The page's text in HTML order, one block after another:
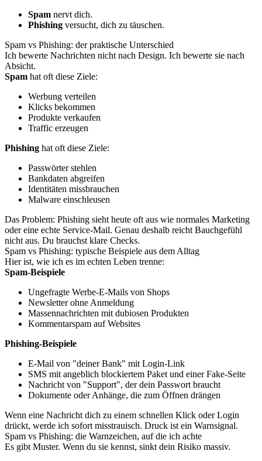
Spam nervt dich.
Phishing versucht, dich zu täuschen.
Spam vs Phishing: der praktische Unterschied
Ich bewerte Nachrichten nicht nach Design. Ich bewerte sie nach
Absicht.
Spam hat oft diese Ziele:
Werbung verteilen
Klicks bekommen
Produkte verkaufen
Traffic erzeugen
Phishing hat oft diese Ziele:
Passwörter stehlen
Bankdaten abgreifen
Identitäten missbrauchen
Malware einschleusen
Das Problem: Phishing sieht heute oft aus wie normales Marketing
oder eine echte Service-Mail. Genau deshalb reicht Bauchgefühl
nicht aus. Du brauchst klare Checks.
Spam vs Phishing: typische Beispiele aus dem Alltag
Hier ist, wie ich es im echten Leben trenne:
Spam-Beispiele
Ungefragte Werbe-E-Mails von Shops
Newsletter ohne Anmeldung
Massennachrichten mit dubiosen Produkten
Kommentarspam auf Websites
Phishing-Beispiele
E-Mail von "deiner Bank" mit Login-Link
SMS mit angeblich blockiertem Paket und einer Fake-Seite
Nachricht von "Support", der dein Passwort braucht
Dokumente oder Anhänge, die zum Öffnen drängen
Wenn eine Nachricht dich zu einem schnellen Klick oder Login
drückt, werde ich sofort misstrauisch. Druck ist ein Warnsignal.
Spam vs Phishing: die Warnzeichen, auf die ich achte
Es gibt Muster. Wenn du sie kennst, sinkt dein Risiko massiv.